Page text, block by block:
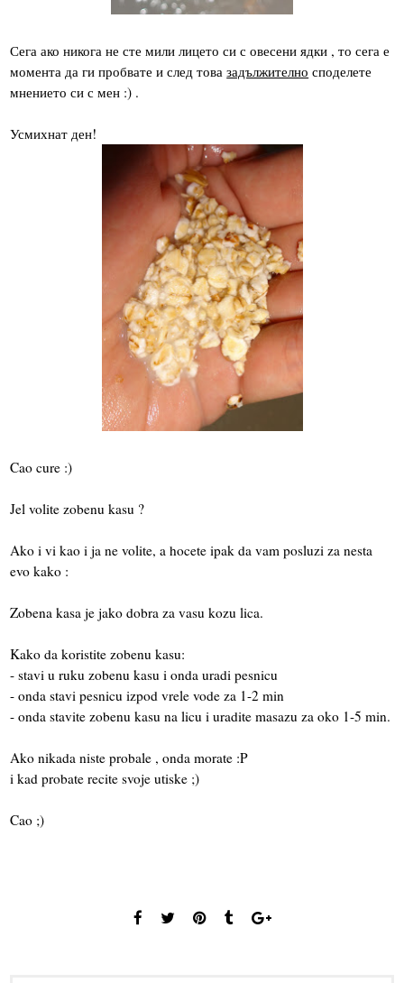
Сега ако никога не сте мили лицето си с овесени ядки , то сега е
момента да ги пробвате и след товазадължително споделете
мнението си с мен :) .
Усмихнат ден!
Cao cure :)
Jel volite zobenu kasu ?
Ako i vi kao i ja ne volite, a hocete ipak da vam posluzi za nesta
evo kako :
Zobena kasa je jako dobra za vasu kozu lica.
Kako da koristite zobenu kasu:
- stavi u ruku zobenu kasu i onda uradi pesnicu
- onda stavi pesnicu izpod vrele vode za 1-2 min
- onda stavite zobenu kasu na licu i uradite masazu za oko 1-5 min.
Ako nikada niste probale , onda morate :P
i kad probate recite svoje utiske ;)
Cao ;)